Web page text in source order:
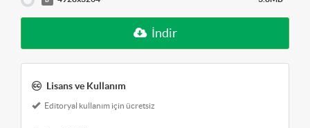
İndir
Lisans ve Kullanım
Editoryal kullanım için ücretsiz